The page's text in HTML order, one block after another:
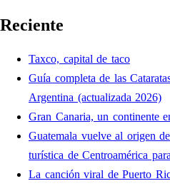
Reciente
Taxco, capital de taco
Guía completa de las
Argentina (actualizada 2026)
Gran Canaria, un continente
Guatemala vuelve al origen
turística de Centroamérica
La canción viral de Puerto